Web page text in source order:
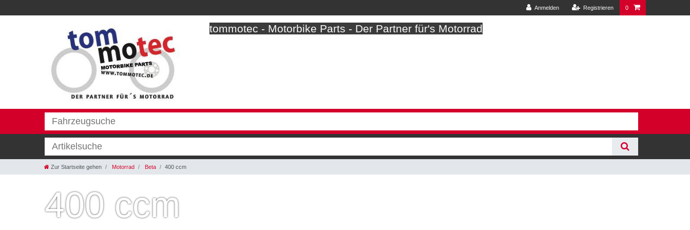
Anmelden Registrieren 0
tommotec - Motorbike Parts - Der Partner für's Motorrad
Zur Startseite gehen Motorrad Beta 400 ccm
400 ccm